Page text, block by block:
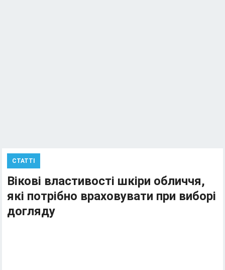
СТАТТІ
Вікові властивості шкіри обличчя,
які потрібно враховувати при виборі
догляду